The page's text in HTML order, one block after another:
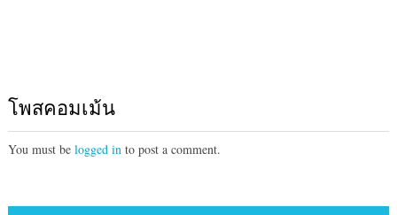
โพสคอมเม้น
You must be logged into post a comment.